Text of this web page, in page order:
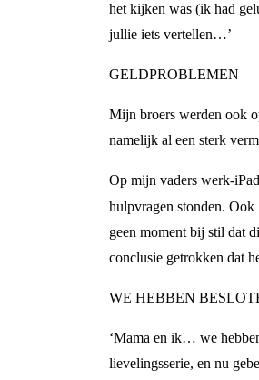
het kijken was (ik had
jullie iets vertellen…’
GELDPROBLEMEN
Mijn broers werden ook
namelijk al een sterk
Op mijn vaders werk-
hulpvragen stonden. Ook
geen moment bij stil dat
conclusie getrokken dat
WE HEBBEN
‘Mama en ik… we
lievelingsserie, en nu